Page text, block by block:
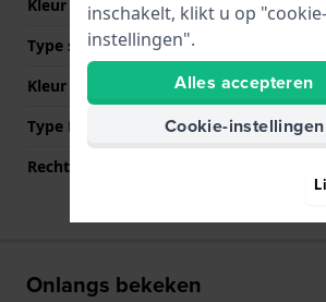
Kleur Band
Beige
Type sluiting
Kleur sluiting
Grijs
Type Bevestiging
Stalen
Rechte aanzet
Onlangs bekeken
inschakelt, klikt u op "cookie-
instellingen".
Alles accepteren
Cookie-instellingen